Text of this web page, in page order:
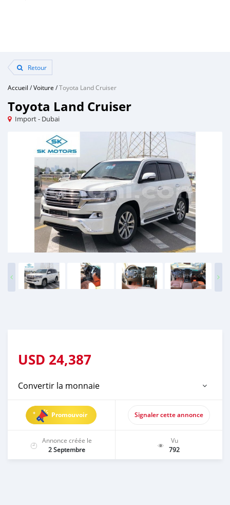
Retour
Accueil /Voiture /Toyota Land Cruiser
Toyota Land Cruiser
Import - Dubai
USD 24,387
Convertir la monnaie
Promouvoir Signaler cette annonce
Annonce créée le
2 Septembre
Vu
792